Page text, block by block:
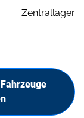
Zentrallager